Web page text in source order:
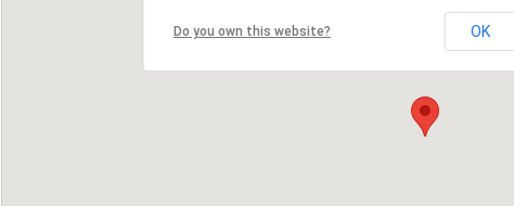
Do you own this website? OK